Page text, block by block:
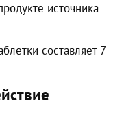
источника
составляет 7